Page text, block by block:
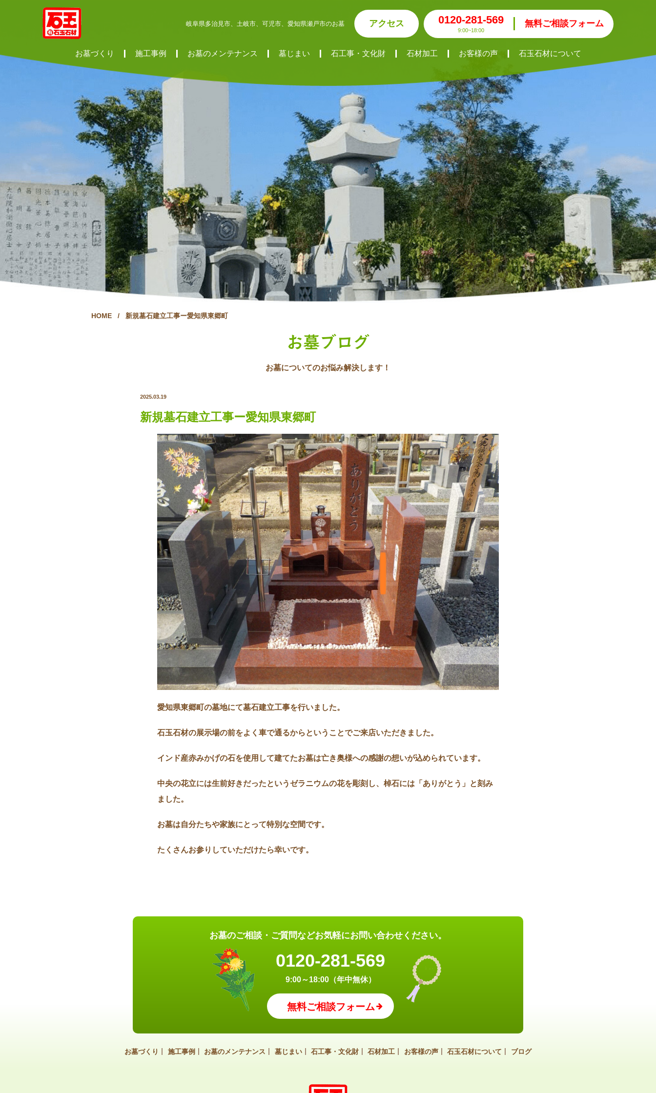
岐阜県多治見市、土岐市、可児市、愛知県瀬戸市のお墓 アクセス 0120-281-569
9:00~18:00
無料ご相談フォーム
お墓づくり 施工事例 お墓のメンテナンス 墓じまい 石工事・文化財 石材加工 お客様の声 石玉石材について
HOME / 新規墓石建立工事ー愛知県東郷町
お墓ブログ
お墓についてのお悩み解決します！
2025.03.19
新規墓石建立工事ー愛知県東郷町
愛知県東郷町の墓地にて墓石建立工事を行いました。
石玉石材の展示場の前をよく車で通るからということでご来店いただきました。
インド産赤みかげの石を使用して建てたお墓は亡き奥様への感謝の想いが込められています。
中央の花立には生前好きだったというゼラニウムの花を彫刻し、棹石には「ありがとう」と刻み
ました。
お墓は自分たちや家族にとって特別な空間です。
たくさんお参りしていただけたら幸いです。
お墓のご相談・ご質問などお気軽にお問い合わせください。
0120-281-569
9:00～18:00（年中無休）
無料ご相談フォーム
お墓づくり 施工事例 お墓のメンテナンス 墓じまい 石工事・文化財 石材加工 お客様の声 石玉石材について ブログ